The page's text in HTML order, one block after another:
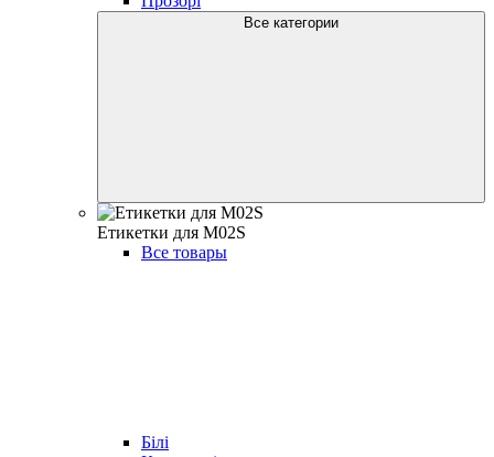
Все категории
Етикетки для M02S
Все товары
Білі